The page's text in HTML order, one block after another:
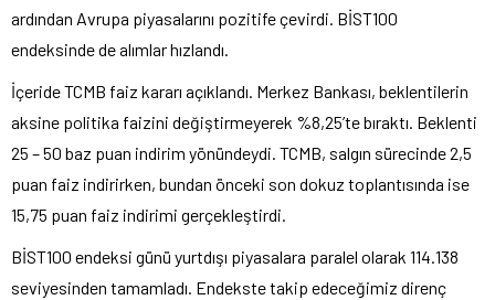
ardından Avrupa piyasalarını pozitife çevirdi. BİST100
endeksinde de alımlar hızlandı.
İçeride TCMB faiz kararı açıklandı. Merkez Bankası, beklentilerin
aksine politika faizini değiştirmeyerek %8,25’te bıraktı. Beklenti
25 – 50 baz puan indirim yönündeydi. TCMB, salgın sürecinde 2,5
puan faiz indirirken, bundan önceki son dokuz toplantısında ise
15,75 puan faiz indirimi gerçekleştirdi.
BİST100 endeksi günü yurtdışı piyasalara paralel olarak 114.138
seviyesinden tamamladı. Endekste takip edeceğimiz direnç